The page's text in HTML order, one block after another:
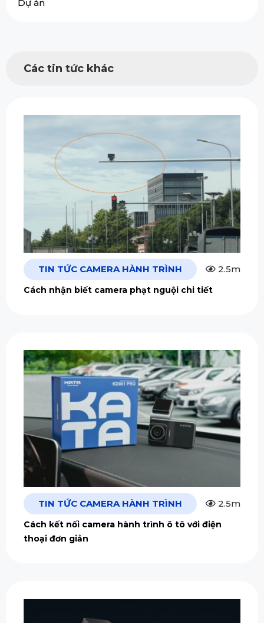
Dự án
Các tin tức khác
TIN TỨC CAMERA HÀNH TRÌNH 2.5m
Cách nhận biết camera phạt nguội chi tiết
TIN TỨC CAMERA HÀNH TRÌNH 2.5m
Cách kết nối camera hành trình ô tô với điện
thoại đơn giản